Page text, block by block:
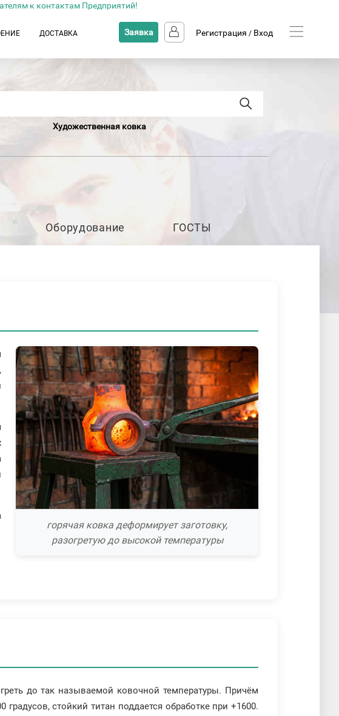
к контактам Предприятий!
ДОСТАВКА Заявка Регистрация / Вход
Художественная ковка
Оборудование ГОСТЫ
горячая ковка деформирует заготовку,
разогретую до высокой температуры
до так называемой ковочной температуры. Причём
стойкий титан поддается обработке при +1600.